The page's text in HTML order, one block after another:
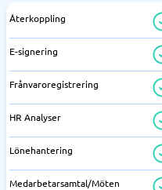
Återkoppling
E-signering
Frånvaroregistrering
HR Analyser
Lönehantering
Medarbetarsamtal/Möten